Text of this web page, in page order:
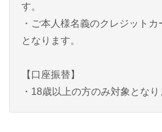
す。
・ご本人様名義のクレジット
となります。
【口座振替】
・18歳以上の方のみ対象となり